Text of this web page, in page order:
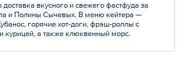
вкусного и свежего фастфуда за
и Полины Сычевых. В меню кейтера —
горячие хот-доги, фрэш-роллы с
курицей, а также клюквенный морс.